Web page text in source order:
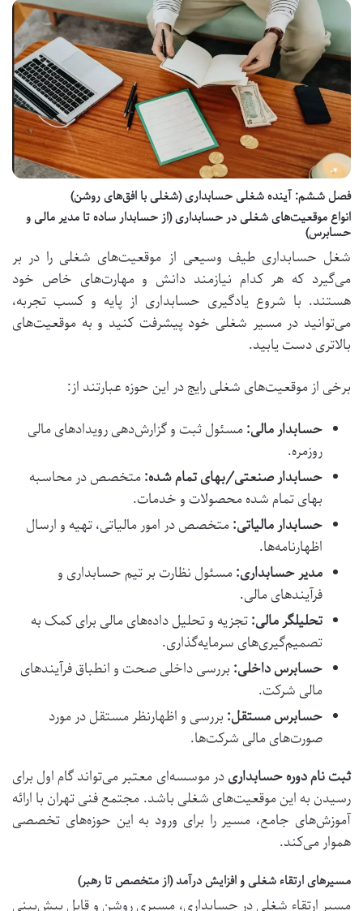
فصل ششم: آینده شغلی حسابداری (شغلی با افق‌های روشن)
انواع موقعیت‌های شغلی در حسابداری (از حسابدار ساده تا مدیر مالی و
حسابرس)
شغل حسابداری طیف وسیعی از موقعیت‌های شغلی را در بر
می‌گیرد که هر کدام نیازمند دانش و مهارت‌های خاص خود
هستند. با شروع یادگیری حسابداری از پایه و کسب تجربه،
می‌توانید در مسیر شغلی خود پیشرفت کنید و به موقعیت‌های
بالاتری دست یابید.
برخی از موقعیت‌های شغلی رایج در این حوزه عبارتند از:
حسابدار مالی:مسئول ثبت و گزارش‌دهی رویدادهای مالی
روزمره.
حسابدار صنعتی/بهای تمام شده:متخصص در محاسبه
بهای تمام شده محصولات و خدمات.
حسابدار مالیاتی:متخصص در امور مالیاتی، تهیه و ارسال
اظهارنامه‌ها.
مدیر حسابداری:مسئول نظارت بر تیم حسابداری و
فرآیندهای مالی.
تحلیلگر مالی:تجزیه و تحلیل داده‌های مالی برای کمک به
تصمیم‌گیری‌های سرمایه‌گذاری.
حسابرس داخلی: بررسی داخلی صحت و انطباق فرآیندهای
مالی شرکت.
حسابرس مستقل: بررسی و اظهارنظر مستقل در مورد
صورت‌های مالی شرکت‌ها.
ثبت نام دوره حسابداریدر موسسه‌ای معتبر می‌تواند گام اول برای
رسیدن به این موقعیت‌های شغلی باشد. مجتمع فنی تهران با ارائه
آموزش‌های جامع، مسیر را برای ورود به این حوزه‌های تخصصی
هموار می‌کند.
مسیرهای ارتقاء شغلی و افزایش درآمد (از متخصص تا رهبر)
مسیر ارتقاء شغلی در حسابداری، مسیری روشن و قابل پیش‌بینی